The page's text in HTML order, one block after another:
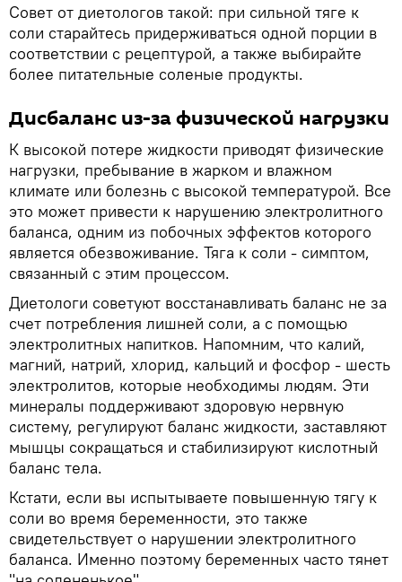
Совет от диетологов такой: при сильной тяге к
соли старайтесь придерживаться одной порции в
соответствии с рецептурой, а также выбирайте
более питательные соленые продукты.
Дисбаланс из-за физической нагрузки
К высокой потере жидкости приводят физические
нагрузки, пребывание в жарком и влажном
климате или болезнь с высокой температурой. Все
это может привести к нарушению электролитного
баланса, одним из побочных эффектов которого
является обезвоживание. Тяга к соли - симптом,
связанный с этим процессом.
Диетологи советуют восстанавливать баланс не за
счет потребления лишней соли, а с помощью
электролитных напитков. Напомним, что калий,
магний, натрий, хлорид, кальций и фосфор - шесть
электролитов, которые необходимы людям. Эти
минералы поддерживают здоровую нервную
систему, регулируют баланс жидкости, заставляют
мышцы сокращаться и стабилизируют кислотный
баланс тела.
Кстати, если вы испытываете повышенную тягу к
соли во время беременности, это также
свидетельствует о нарушении электролитного
баланса. Именно поэтому беременных часто тянет